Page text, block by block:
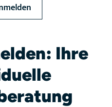
Ihre